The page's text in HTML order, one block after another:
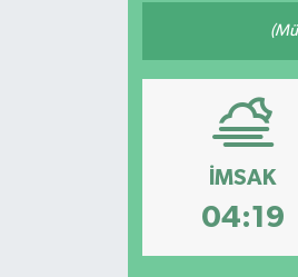
İMSAK
04:19